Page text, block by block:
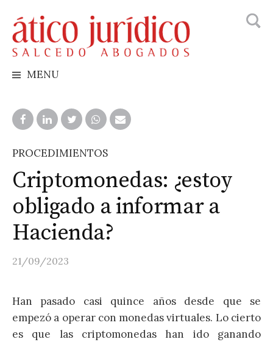
to
content
MENU
PROCEDIMIENTOS
Criptomonedas: ¿estoy
obligado a informar a
Hacienda?
21/09/2023
Han pasado casi quince años desde que se
empezó a operar con monedas virtuales. Lo cierto
es que las criptomonedas han ido ganando